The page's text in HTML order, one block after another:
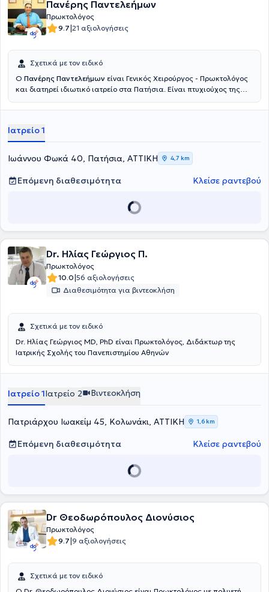
Πανέρης Παντελεήμων
Πρωκτολόγος
9.7|21 αξιολογήσεις
Σχετικά με τον ειδικό
Ο Πανέρης Παντελεήμων είναι Γενικός Χειρούργος - Πρωκτολόγος
και διατηρεί ιδιωτικό ιατρείο στα Πατήσια. Είναι πτυχιούχος της
Βουδαπέστη και ειδικεύτηκε στη γενική χειρουργική στο Γενικό
εμπειρία σε παθήσεις όπως οι αιμορροΐδες, η κήλη, στην
αιμορραγία εντέρου, στην επιμήκη γαστρεκτομή, στα κονδυλώματα,
στη μαστοπάθεια και στο συρίγγιο πρωκτού και παρέχει υπηρεσίες
αφαίρεσης ραμμάτων και λαπαροσκοπικής αντιμετώπισης κήλης.
Είναι συνεργάτης ιατρός του Ερρίκος Ντυνάν Hospital Center και
του Ιατρικού Κέντρου Παλαιού Φαλήρου και έχει διατελέσει
Νοσοκομείου Αθηνών "Ευαγγελισμός"και στη Χειρουργική Κλινική
του Ιατρικού Συλλόγου Αθηνών.
Ιατρείο 1
Ιωάννου Φωκά 40, Πατήσια, ΑΤΤΙΚΗ 4,7 km
Επόμενη διαθεσιμότητα Κλείσε ραντεβού
Dr. Ηλίας Γεώργιος Π.
Πρωκτολόγος
10.0|56 αξιολογήσεις
Διαθεσιμότητα για βιντεοκλήση
Σχετικά με τον ειδικό
Dr. Ηλίας Γεώργιος MD, PhD είναι Πρωκτολόγος, Διδάκτωρ της
Ιατρικής Σχολής του Πανεπιστημίου Αθηνών
Ιατρείο 1Ιατρείο 2 Βιντεοκλήση
Πατριάρχου Ιωακείμ 45, Κολωνάκι, ΑΤΤΙΚΗ 1,6 km
Επόμενη διαθεσιμότητα Κλείσε ραντεβού
Dr Θεοδωρόπουλος Διονύσιος
Πρωκτολόγος
9.7|9 αξιολογήσεις
Σχετικά με τον ειδικό